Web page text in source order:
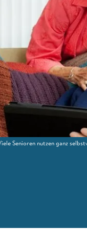
Senioren nutzen ganz